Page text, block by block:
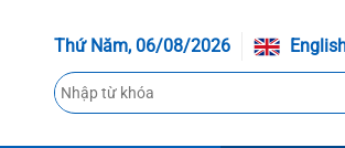
Thứ Năm, 06/08/2026